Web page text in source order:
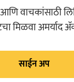
वाचकांसाठी
मिळवा अमर्याद
साईन अप